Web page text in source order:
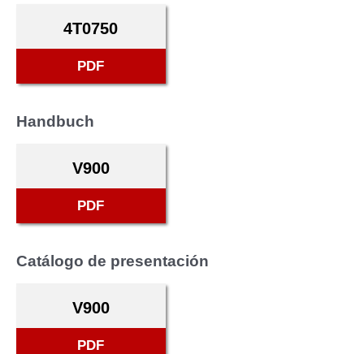
4T0750
PDF
Handbuch
V900
PDF
Catálogo de presentación
V900
PDF